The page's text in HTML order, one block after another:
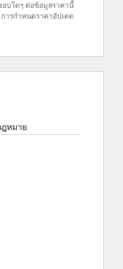
อบใดๆ ต่อข้อมูลราคานี้
ารกำหนดราคาอัปเดต
ฎหมาย